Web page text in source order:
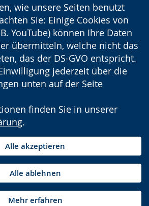
wie unsere Seiten benutzt
Sie: Einige Cookies von
YouTube) können Ihre Daten
übermitteln, welche nicht das
das der DS-GVO entspricht.
jederzeit über die
unten auf der Seite
finden Sie in unserer
.
Alle akzeptieren
Alle ablehnen
Mehr erfahren